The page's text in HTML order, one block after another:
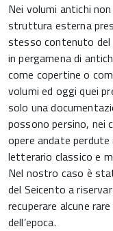
Nei volumi antichi
struttura esterna
stesso contenuto del
in pergamena di
come copertine o
volumi ed oggi quei
solo una
possono persino, nei
opere andate
letterario classico e
Nel nostro caso è
del Seicento a
recuperare alcune
dell’epoca.